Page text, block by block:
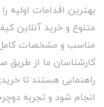
بهترین اقدامات اولیه
متنوع و خرید آنلاین
مناسب و مشخصات
کارشناسان ما از طریق
راهنمایی هستند تا
انجام شود و تجربه